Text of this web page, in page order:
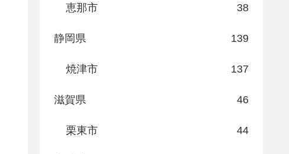
恵那市 38
静岡県 139
焼津市 137
滋賀県 46
栗東市 44